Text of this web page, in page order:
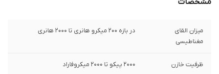
مشخصات
میزان القای
مغناطیسی
در بازه 200 میکرو هانری تا 2000 هانری
ظرفیت خازن 2000 پیکو تا 2000 میکروفاراد